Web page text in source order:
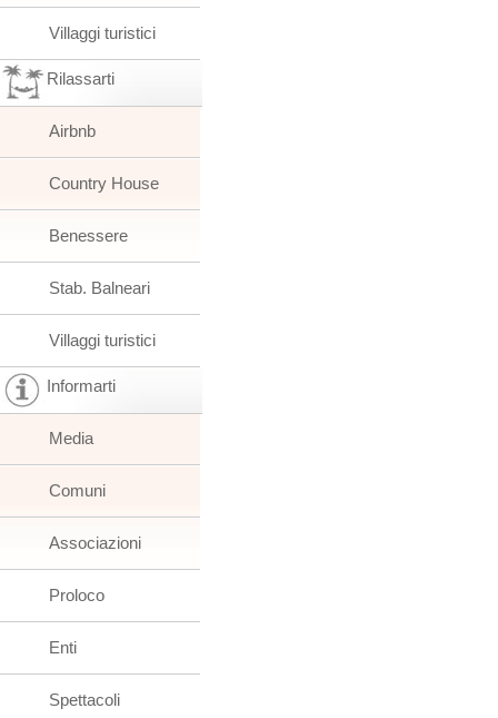
Villaggi turistici
Rilassarti
Airbnb
Country House
Benessere
Stab. Balneari
Villaggi turistici
Informarti
Media
Comuni
Associazioni
Proloco
Enti
Spettacoli